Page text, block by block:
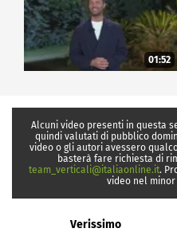
01:52
Alcuni video presenti in questa
quindi valutati di pubblico
video o gli autori avessero
basterà fare richiesta di
team_verticali@italiaonline.it.
video nel
Verissimo